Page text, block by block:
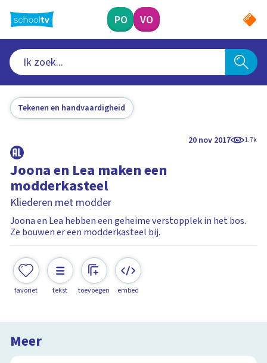
naar
hoofdinhoud
PO VO
Tekenen en handvaardigheid
20 nov 2017 1.7k
Joona en Lea maken een
modderkasteel
Kliederen met modder
Joona en Lea hebben een geheime verstopplek in het bos.
Ze bouwen er een modderkasteel bij.
favoriet tekst toevoegen embed
Meer